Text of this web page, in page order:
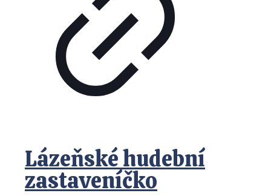
Lázeňské hudební
zastaveníčko